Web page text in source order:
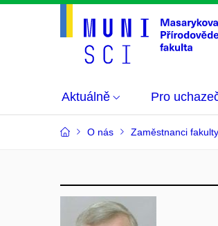
Aktuálně Pro
O nás Zaměstnanci fakulty